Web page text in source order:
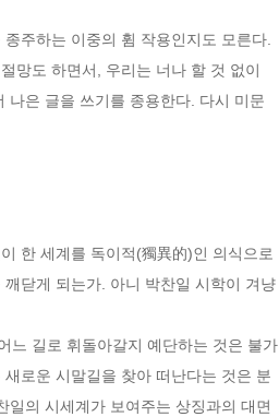
주하는 이중의 휨 작용인지도 모른다.
망도 하면서, 우리는 너나 할 것 없이
나은 글을 쓰기를 종용한다. 다시 미문
한 세계를 독이적(獨異的)인 의식으로
닫게 되는가. 아니 박찬일 시학이 겨냥
느 길로 휘돌아갈지 예단하는 것은 불가
로운 시말길을 찾아 떠난다는 것은 분
의 시세계가 보여주는 상징과의 대면